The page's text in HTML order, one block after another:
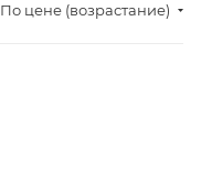
По цене (возрастание)